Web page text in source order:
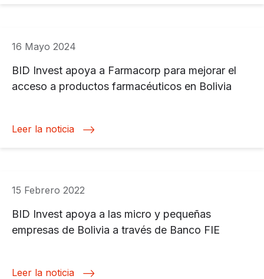
16 Mayo 2024
BID Invest apoya a Farmacorp para mejorar el
acceso a productos farmacéuticos en Bolivia
Leer la noticia
15 Febrero 2022
BID Invest apoya a las micro y pequeñas
empresas de Bolivia a través de Banco FIE
Leer la noticia